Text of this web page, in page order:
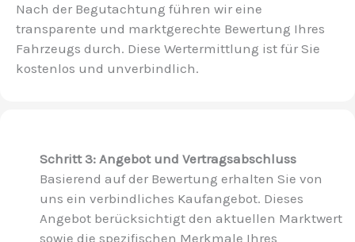
Nach der Begutachtung führen wir eine
transparente und marktgerechte Bewertung Ihres
Fahrzeugs durch. Diese Wertermittlung ist für Sie
kostenlos und unverbindlich.
Schritt 3: Angebot und Vertragsabschluss
Basierend auf der Bewertung erhalten Sie von
uns ein verbindliches Kaufangebot. Dieses
Angebot berücksichtigt den aktuellen Marktwert
sowie die spezifischen Merkmale Ihres